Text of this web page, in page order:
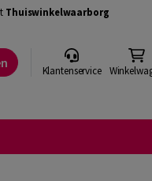
Thuiswinkelwaarborg
Klantenservice